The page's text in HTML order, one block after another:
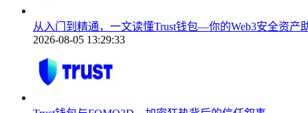
从入门到精通，一文读懂Trust钱包—你的Web3安全资产
2026-08-05 13:29:33